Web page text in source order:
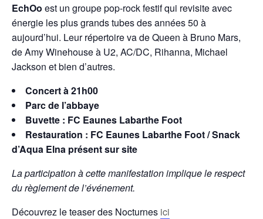
EchOo est un groupe pop-rock festif qui revisite avec
énergie les plus grands tubes des années 50 à
aujourd’hui. Leur répertoire va de Queen à Bruno Mars,
de Amy Winehouse à U2, AC/DC, Rihanna, Michael
Jackson et bien d’autres.
Concert à 21h00
Parc de l’abbaye
Buvette : FC Eaunes Labarthe Foot
Restauration : FC Eaunes Labarthe Foot / Snack
d’Aqua Elna présent sur site
La participation à cette manifestation implique le respect
du règlement de l’événement.
Découvrez le teaser des Nocturnes ici